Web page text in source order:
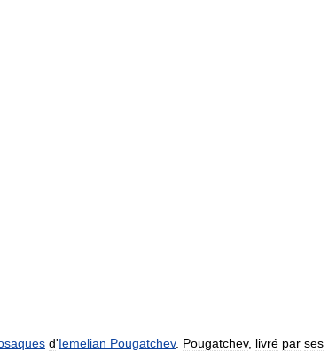
d'Iemelian Pougatchev. Pougatchev, livré par ses